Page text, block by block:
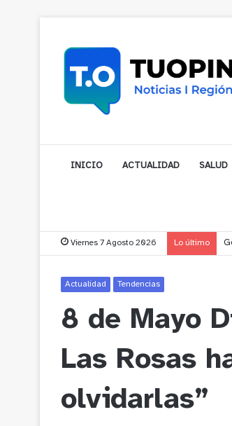
INICIO ACTUALIDAD SALUD
Viernes 7 Agosto 2026 Lo último
Actualidad Tendencias
8 de Mayo
Las Rosas
olvidarlas”